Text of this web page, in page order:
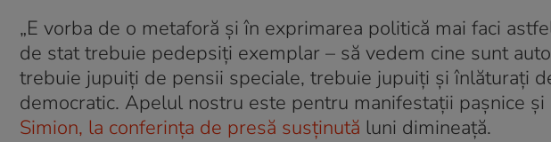
„E vorba de o metaforă și în exprimarea politică mai faci
de stat trebuie pedepsiți exemplar – să vedem cine sunt
trebuie jupuiți de pensii speciale, trebuie jupuiți și înlăturați
democratic. Apelul nostru este pentru manifestații pașnice și
Simion, la conferința de presă susținută luni dimineață.